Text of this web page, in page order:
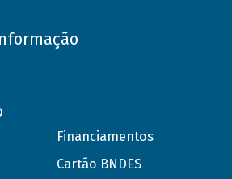
Financiamentos
Cartão BNDES